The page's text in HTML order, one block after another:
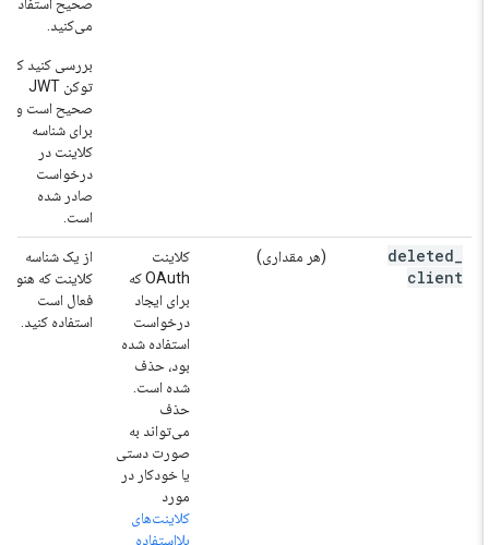
می‌کنید.
بررسی کنید که
توکن JWT
صحیح است و
برای شناسه
کلاینت در
درخواست
صادر شده
است.
deleted
client
(هر مقداری)
کلاینت
OAuth که
برای ایجاد
درخواست
استفاده شده
بود، حذف
شده است.
حذف
می‌تواند به
صورت دستی
یا خودکار در
مورد
کلاینت‌های
بلااستفاده
از یک شناسه
کلاینت که هنوز
فعال است
استفاده کنید.